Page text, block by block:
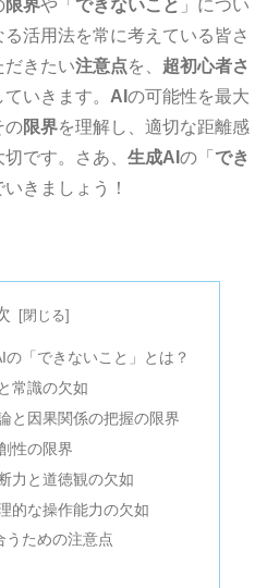
限界や「 できないこと 」につい
活用法を常に考えている皆さ
だきたい注意点を、 超初心者さ
いきます。 AI の可能性を最大
の限界を理解し、適切な距離感
です。さあ、 生成AI の「 でき
きましょう！
「できないこと」とは？
常識の欠如
と因果関係の把握の限界
性の限界
力と道徳観の欠如
的な操作能力の欠如
うための注意点